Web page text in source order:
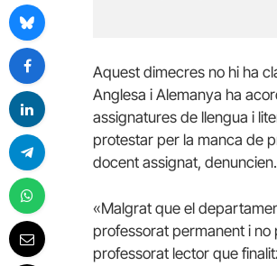
Aquest dimecres no hi ha
Anglesa i Alemanya ha
assignatures de llengua i
protestar per la manca de
docent assignat, denuncien.
«Malgrat que el
professorat permanent i
professorat lector que